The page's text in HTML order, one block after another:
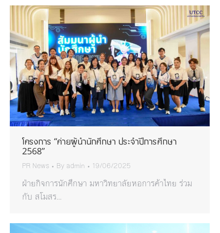
โครงการ “ค่ายผู้นำนักศึกษา ประจำปีการศึกษา
2568”
PR News By admin 19/06/2025
ฝ่ายกิจการนักศึกษา มหาวิทยาลัยหอการค้าไทย ร่วม
กับ สโมสร…